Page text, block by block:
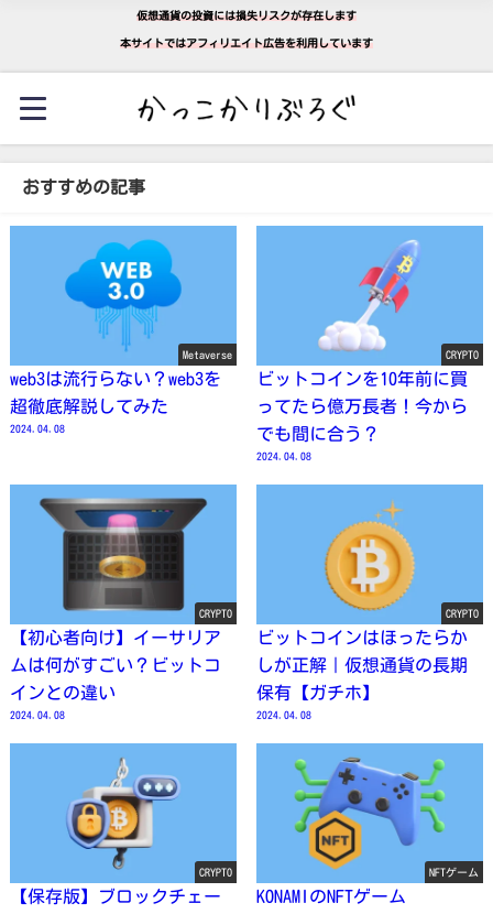
仮想通貨の投資には損失リスクが存在します
本サイトではアフィリエイト広告を利用しています
おすすめの記事
Metaverse
web3は流行らない？web3を
超徹底解説してみた
2024.04.08
CRYPTO
ビットコインを10年前に買
ってたら億万長者！今から
でも間に合う？
2024.04.08
CRYPTO
【初心者向け】イーサリア
ムは何がすごい？ビットコ
インとの違い
2024.04.08
CRYPTO
ビットコインはほったらか
しが正解｜仮想通貨の長期
保有【ガチホ】
2024.04.08
CRYPTO
【保存版】ブロックチェー
NFTゲーム
KONAMIのNFTゲーム